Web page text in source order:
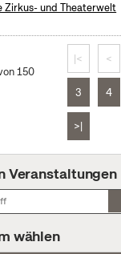
Zirkus- und Theaterwelt
150
|< <
3 4
>|
Veranstaltungen
wählen